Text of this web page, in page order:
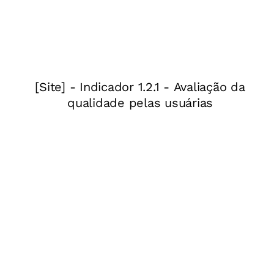
ESCOLA entre os dias 16 e 28 de maio e contou
com mais de 8,1 mil respondentes da Educação